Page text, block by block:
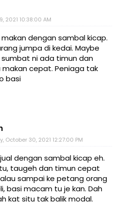
2021 10:38:00 AM
dengan sambal kicap.
jumpa di kedai. Maybe
ni ada timun dan
makan cepat. Peniaga tak
basi
October 30, 2021 12:27:00 PM
dengan sambal kicap eh.
taugeh dan timun cepat
sampai ke petang orang
basi macam tu je kan. Dah
kat situ tak balik modal.